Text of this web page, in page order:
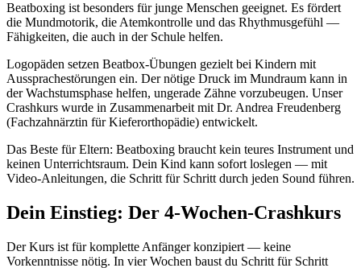
Beatboxing ist besonders für junge Menschen geeignet. Es fördert
die Mundmotorik, die Atemkontrolle und das Rhythmusgefühl —
Fähigkeiten, die auch in der Schule helfen.
Logopäden setzen Beatbox-Übungen gezielt bei Kindern mit
Aussprachestörungen ein. Der nötige Druck im Mundraum kann in
der Wachstumsphase helfen, ungerade Zähne vorzubeugen. Unser
Crashkurs wurde in Zusammenarbeit mit Dr. Andrea Freudenberg
(Fachzahnärztin für Kieferorthopädie) entwickelt.
Das Beste für Eltern: Beatboxing braucht kein teures Instrument und
keinen Unterrichtsraum. Dein Kind kann sofort loslegen — mit
Video-Anleitungen, die Schritt für Schritt durch jeden Sound führen.
Dein Einstieg: Der 4-Wochen-Crashkurs
Der Kurs ist für komplette Anfänger konzipiert — keine
Vorkenntnisse nötig. In vier Wochen baust du Schritt für Schritt